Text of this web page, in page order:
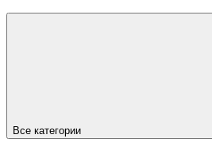
Все категории